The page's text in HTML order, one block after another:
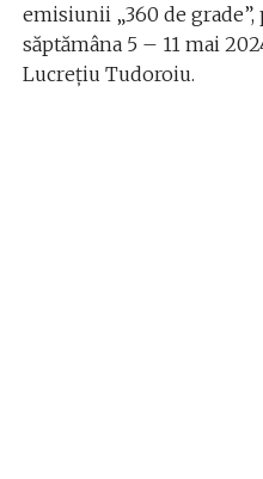
emisiunii „360 de
săptămâna 5 – 11 mai
Lucrețiu Tudoroiu.